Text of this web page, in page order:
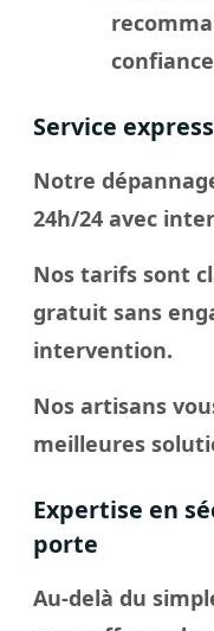
Service
Notre
24h/24 avec
Nos tarifs sont
gratuit sans
intervention.
Nos artisans
meilleures
Expertise en
porte
Au-delà du